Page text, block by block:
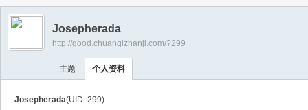
›
Josepherada
http://good.chuanqizhanji.com/?299
主题 个人资料
Josepherada(UID: 299)